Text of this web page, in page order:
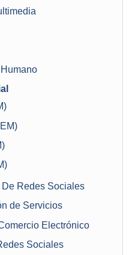
Redes Sociales
de Servicios
Electrónico
Sociales